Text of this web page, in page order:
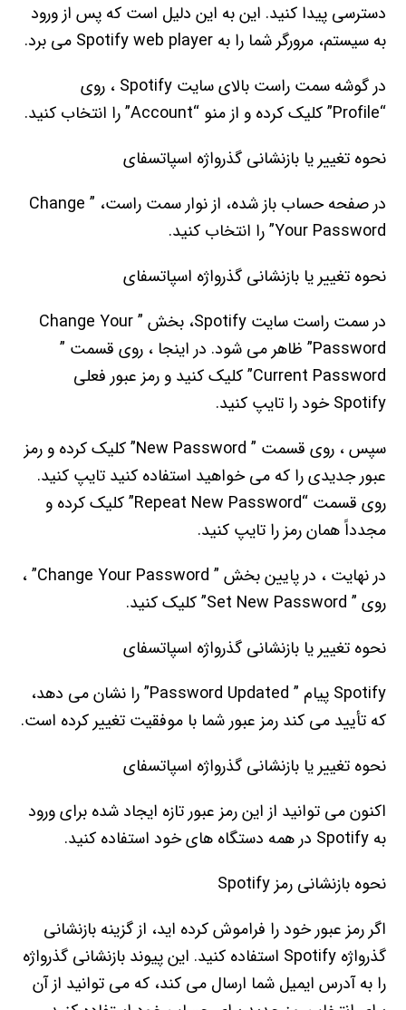
دسترسی پیدا کنید. این به این دلیل است که پس از ورود
به سیستم، مرورگر شما را به Spotify web player می برد.
در گوشه سمت راست بالای سایت Spotify ، روی
“Profile” کلیک کرده و از منو “Account” را انتخاب کنید.
نحوه تغییر یا بازنشانی گذرواژه اسپاتسفای
در صفحه حساب باز شده، از نوار سمت راست، ” Change
Your Password” را انتخاب کنید.
نحوه تغییر یا بازنشانی گذرواژه اسپاتسفای
در سمت راست سایت Spotify، بخش ” Change Your
Password” ظاهر می شود. در اینجا ، روی قسمت ”
Current Password” کلیک کنید و رمز عبور فعلی
Spotify خود را تایپ کنید.
سپس ، روی قسمت ” New Password” کلیک کرده و رمز
عبور جدیدی را که می خواهید استفاده کنید تایپ کنید.
روی قسمت “Repeat New Password” کلیک کرده و
مجدداً همان رمز را تایپ کنید.
در نهایت ، در پایین بخش ” Change Your Password” ،
روی ” Set New Password” کلیک کنید.
نحوه تغییر یا بازنشانی گذرواژه اسپاتسفای
Spotify پیام ” Password Updated” را نشان می دهد،
که تأیید می کند رمز عبور شما با موفقیت تغییر کرده است.
نحوه تغییر یا بازنشانی گذرواژه اسپاتسفای
اکنون می توانید از این رمز عبور تازه ایجاد شده برای ورود
به Spotify در همه دستگاه های خود استفاده کنید.
نحوه بازنشانی رمز Spotify
اگر رمز عبور خود را فراموش کرده اید، از گزینه بازنشانی
گذرواژه Spotify استفاده کنید. این پیوند بازنشانی گذرواژه
را به آدرس ایمیل شما ارسال می کند، که می توانید از آن